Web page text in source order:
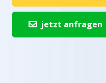
jetzt anfragen